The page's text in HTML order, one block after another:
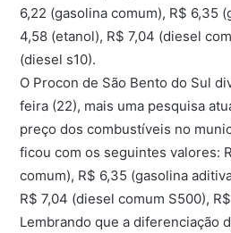
6,22 (gasolina comum), R$ 6,35
4,58 (etanol), R$ 7,04 (diesel
(diesel s10).
O Procon de São Bento do Sul
feira (22), mais uma pesquisa
preço dos combustíveis no
ficou com os seguintes valores:
comum), R$ 6,35 (gasolina
R$ 7,04 (diesel comum S500),
Lembrando que a diferenciação